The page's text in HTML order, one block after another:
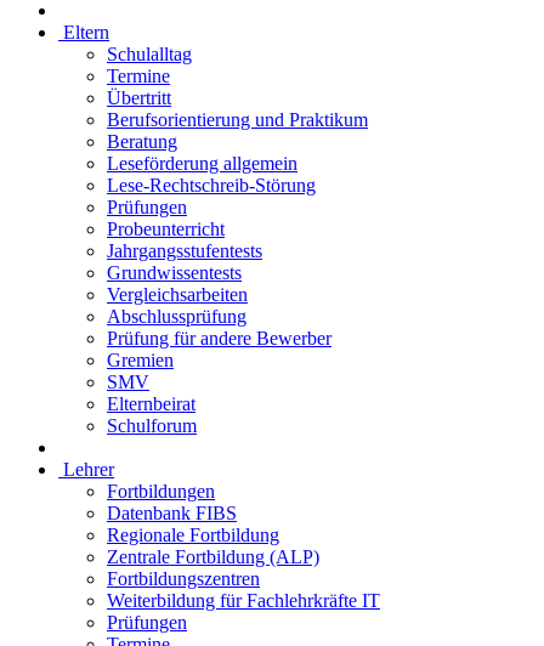
Eltern
Schulalltag
Termine
Übertritt
Berufsorientierung und Praktikum
Beratung
Leseförderung allgemein
Lese-Rechtschreib-Störung
Prüfungen
Probeunterricht
Jahrgangsstufentests
Grundwissentests
Vergleichsarbeiten
Abschlussprüfung
Prüfung für andere Bewerber
Gremien
SMV
Elternbeirat
Schulforum
Lehrer
Fortbildungen
Datenbank FIBS
Regionale Fortbildung
Zentrale Fortbildung (ALP)
Fortbildungszentren
Weiterbildung für Fachlehrkräfte IT
Prüfungen